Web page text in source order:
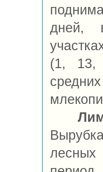
дней,
(1, 13,
лесных